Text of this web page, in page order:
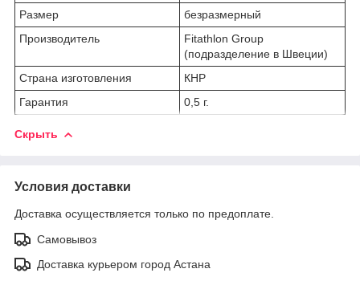
Размер
безразмерный
Производитель
Fitathlon Group
(подразделение в Швеции)
Страна изготовления
КНР
Гарантия
0,5 г.
Скрыть
Условия доставки
Доставка осуществляется только по предоплате.
Самовывоз
Доставка курьером город Астана